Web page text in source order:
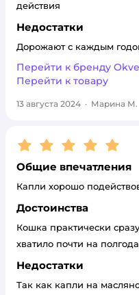
действия
Недостатки
Дорожают с каждым
Перейти к бренду
Перейти к товару
13 августа 2024 · Марина М.
Рейтинг:5
Общие впечатления
Капли хорошо
Достоинства
Кошка практически
хватило почти на
Недостатки
Так как капли на